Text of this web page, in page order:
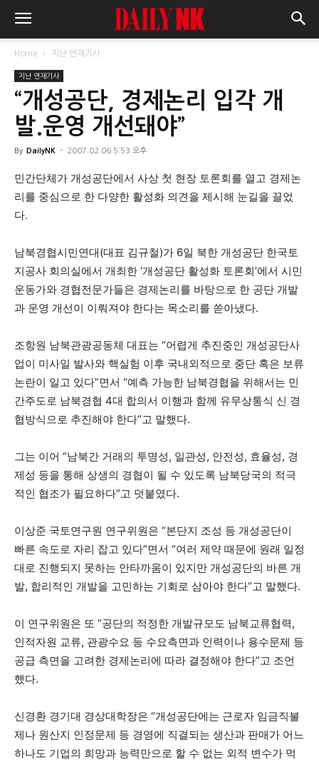
Home 지난 연재기사
지난 연재기사
“개성공단, 경제논리 입각 개
발.운영 개선돼야”
By DailyNK - 2007.02.06 5:53 오후
민간단체가 개성공단에서 사상 첫 현장 토론회를 열고 경제논
리를 중심으로 한 다양한 활성화 의견을 제시해 눈길을 끌었
다.
남북경협시민연대(대표 김규철)가 6일 북한 개성공단 한국토
지공사 회의실에서 개최한 ‘개성공단 활성화 토론회’에서 시민
운동가와 경협전문가들은 경제논리를 바탕으로 한 공단 개발
과 운영 개선이 이뤄져야 한다는 목소리를 쏟아냈다.
조항원 남북관광공동체 대표는 “어렵게 추진중인 개성공단사
업이 미사일 발사와 핵실험 이후 국내외적으로 중단 혹은 보류
논란이 일고 있다”면서 “예측 가능한 남북경협을 위해서는 민
간주도로 남북경협 4대 합의서 이행과 함께 유무상통식 신 경
협방식으로 추진해야 한다”고 말했다.
그는 이어 “남북간 거래의 투명성, 일관성, 안전성, 효율성, 경
제성 등을 통해 상생의 경협이 될 수 있도록 남북당국의 적극
적인 협조가 필요하다”고 덧붙였다.
이상준 국토연구원 연구위원은 “본단지 조성 등 개성공단이
빠른 속도로 자리 잡고 있다”면서 “여러 제약 때문에 원래 일정
대로 진행되지 못하는 안타까움이 있지만 개성공단의 바른 개
발, 합리적인 개발을 고민하는 기회로 삼아야 한다”고 말했다.
이 연구위원은 또 “공단의 적정한 개발규모도 남북교류협력,
인적자원 교류, 관광수요 등 수요측면과 인력이나 용수문제 등
공급 측면을 고려한 경제논리에 따라 결정해야 한다”고 조언
했다.
신경환 경기대 경상대학장은 “개성공단에는 근로자 임금직불
제나 원산지 인정문제 등 경영에 직결되는 생산과 판매가 어느
하나도 기업의 희망과 능력만으로 할 수 없는 외적 변수가 먹